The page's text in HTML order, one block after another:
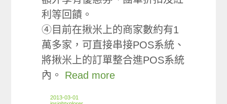
利等回饋。
④目前在揪米上的商家數約有1
萬多家，可直接串接POS系統、
將揪米上的訂單整合進POS系統
內。 Read more
2013-03-01